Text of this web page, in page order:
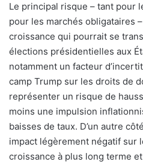
Le principal risque – tant pour
pour les marchés obligataires
croissance qui pourrait se
élections présidentielles aux
notamment un facteur
camp Trump sur les droits de
représenter un risque de
moins une impulsion
baisses de taux. D’un autre
impact légèrement négatif sur
croissance à plus long terme